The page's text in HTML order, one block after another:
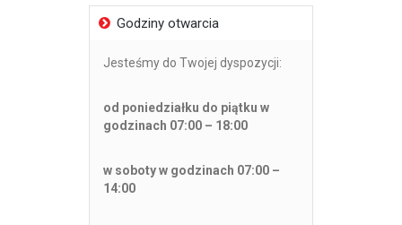
Godziny otwarcia
Jesteśmy do Twojej dyspozycji:
od poniedziałku do piątku w
godzinach 07:00 – 18:00
w soboty w godzinach 07:00 –
14:00